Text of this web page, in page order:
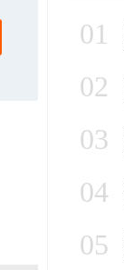
01
02
03
04
05